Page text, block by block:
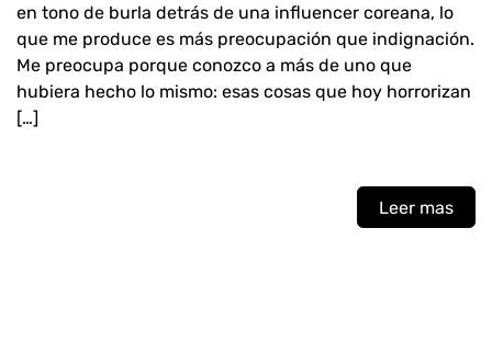
en tono de burla detrás de una influencer coreana, lo
que me produce es más preocupación que indignación.
Me preocupa porque conozco a más de uno que
hubiera hecho lo mismo: esas cosas que hoy horrorizan
[…]
Leer mas